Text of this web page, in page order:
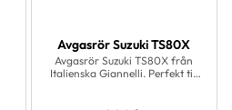
Avgasrör Suzuki TS80X
Avgasrör Suzuki TS80X från
Italienska Giannelli. Perfekt till